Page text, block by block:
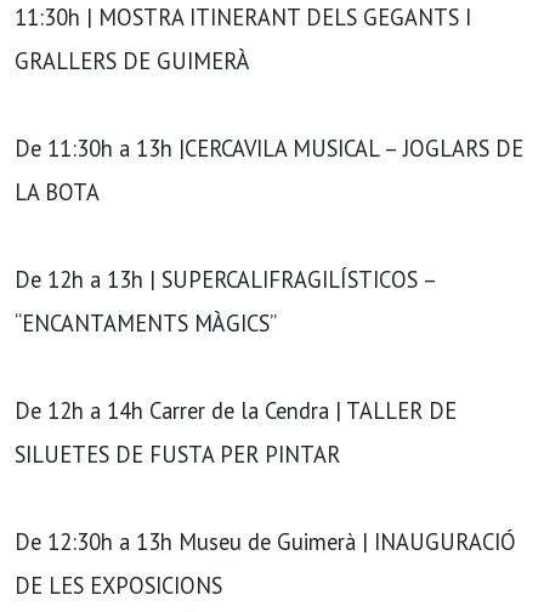
11:30h | MOSTRA ITINERANT DELS GEGANTS I
GRALLERS DE GUIMERÀ
De 11:30h a 13h |CERCAVILA MUSICAL – JOGLARS DE
LA BOTA
De 12h a 13h | SUPERCALIFRAGILÍSTICOS –
“ENCANTAMENTS MÀGICS”
De 12h a 14h Carrer de la Cendra | TALLER DE
SILUETES DE FUSTA PER PINTAR
De 12:30h a 13h Museu de Guimerà | INAUGURACIÓ
DE LES EXPOSICIONS